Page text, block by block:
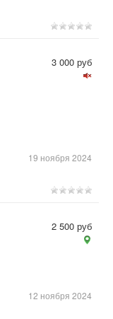
19 ноября 2024
3 000 руб
12 ноября 2024
2 500 руб